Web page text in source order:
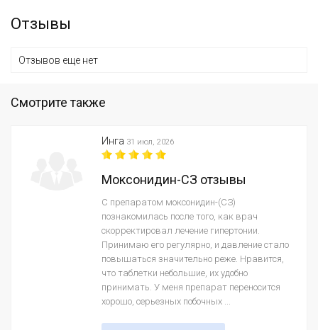
Отзывы
Отзывов еще нет
Смотрите также
Инга 31 июл, 2026
Моксонидин-СЗ отзывы
С препаратом моксонидин-(СЗ)
познакомилась после того, как врач
скорректировал лечение гипертонии.
Принимаю его регулярно, и давление стало
повышаться значительно реже. Нравится,
что таблетки небольшие, их удобно
принимать. У меня препарат переносится
хорошо, серьезных побочных ...